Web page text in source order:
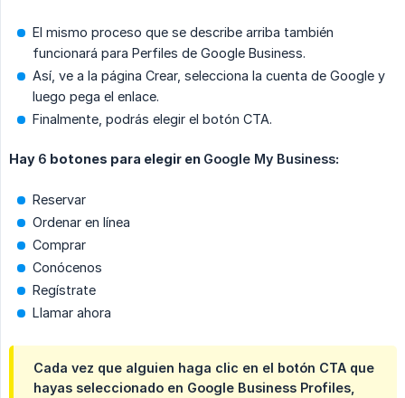
El mismo proceso que se describe arriba también
funcionará para Perfiles de Google Business.
Así, ve a la página Crear, selecciona la cuenta de Google y
luego pega el enlace.
Finalmente, podrás elegir el botón CTA.
Hay 6 botones para elegir en Google My Business:
Reservar
Ordenar en línea
Comprar
Conócenos
Regístrate
Llamar ahora
Cada vez que alguien haga clic en el botón CTA que
hayas seleccionado en Google Business Profiles,